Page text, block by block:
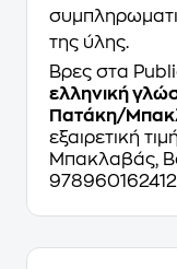
της ύλης.
Βρες στα
ελληνική
Πατάκη/
εξαιρετική
Μπακλαβάς,